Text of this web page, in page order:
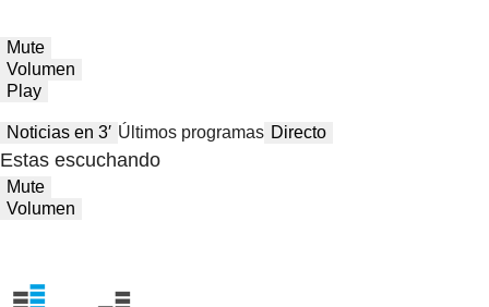
Mute
Volumen
Play
Noticias en 3′ Últimos programas Directo
Estas escuchando
Mute
Volumen